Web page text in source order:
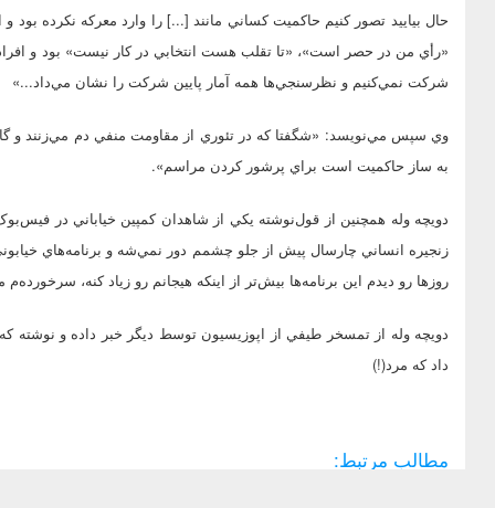
حال بياييد تصور کنيم حاکميت کساني مانند [...] را وارد معرکه نکرده
«رأي من در حصر است»، «تا تقلب هست انتخابي در کار نيست» بود و
شرکت نمي‌کنيم و نظرسنجي‌ها همه آمار پايين شرکت را نشان مي‌داد...»
وي سپس مي‌نويسد: «شگفتا که در تئوري از مقاومت منفي دم مي‌زنند و
به ساز حاکميت است براي پرشور کردن مراسم».
دويچه وله همچنين از قول‌نوشته يکي از شاهدان کمپين خياباني در
زنجيره انساني چارسال پيش از جلو چشمم دور نمي‌شه و برنامه‌هاي
روزها رو ديدم اين برنامه‌ها بيش‌تر از اينکه هيجانم رو زياد کنه،
دويچه وله از تمسخر طيفي از اپوزيسيون توسط ديگر خبر داده و نوشته
داد که مرد(!)
مطالب مرتبط: